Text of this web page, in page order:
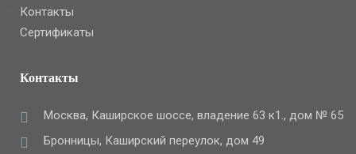
Контакты
Сертификаты
Контакты
Москва, Каширское шоссе, владение 63 к1., дом № 65
Бронницы, Каширский переулок, дом 49